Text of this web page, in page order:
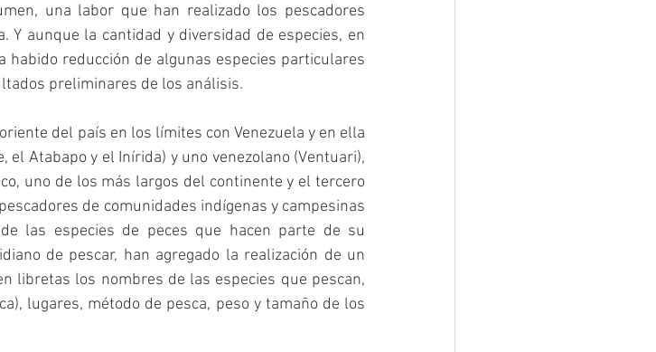
una labor que han realizado los pescadores
Y aunque la cantidad y diversidad de especies, en
reducción de algunas especies particulares
preliminares de los análisis.
del país en los límites con Venezuela y en ella
Atabapo y el Inírida) y uno venezolano (Ventuari),
uno de los más largos del continente y el tercero
de comunidades indígenas y campesinas
las especies de peces que hacen parte de su
de pescar, han agregado la realización de un
libretas los nombres de las especies que pescan,
lugares, método de pesca, peso y tamaño de los